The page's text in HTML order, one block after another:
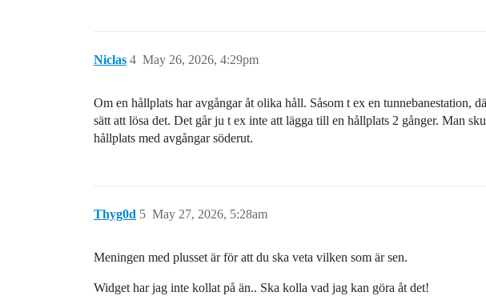
Niclas May 26, 2026, 4:29pm
4
Om en hållplats har avgångar åt olika håll. Såsom t ex en tunnebanestation,
sätt att lösa det. Det går ju t ex inte att lägga till en hållplats 2 gånger. Man
hållplats med avgångar söderut.
Thyg0d May 27, 2026, 5:28am
5
Meningen med plusset är för att du ska veta vilken som är sen.
Widget har jag inte kollat på än.. Ska kolla vad jag kan göra åt det!